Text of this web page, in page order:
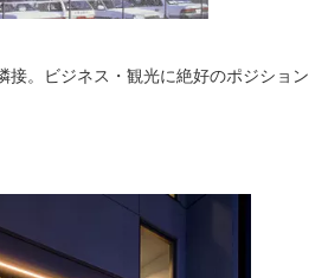
接。ビジネス・観光に絶好のポジション